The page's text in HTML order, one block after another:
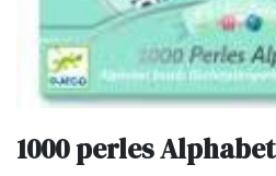
1000 perles Alphabet